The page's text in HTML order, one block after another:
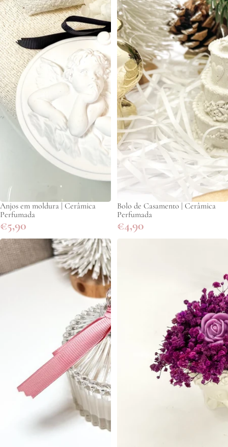
Anjos em moldura | Cerâmica
Perfumada
€5,90
Bolo de Casamento | Cerâmica
Perfumada
€4,90